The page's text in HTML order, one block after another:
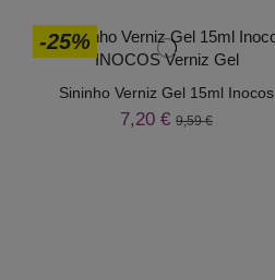
-25%
Sininho Verniz Gel 15ml Inocos
7,20 €9,59 €